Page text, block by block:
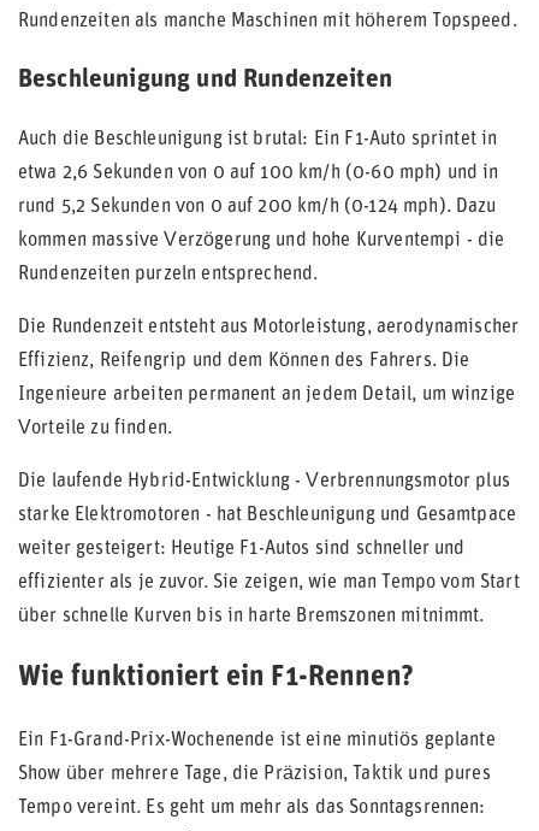
Rundenzeiten als manche Maschinen mit höherem Topspeed.
Beschleunigung und Rundenzeiten
Auch die Beschleunigung ist brutal: Ein F1-Auto sprintet in
etwa 2,6 Sekunden von 0 auf 100 km/h (0-60 mph) und in
rund 5,2 Sekunden von 0 auf 200 km/h (0-124 mph). Dazu
kommen massive Verzögerung und hohe Kurventempi - die
Rundenzeiten purzeln entsprechend.
Die Rundenzeit entsteht aus Motorleistung, aerodynamischer
Effizienz, Reifengrip und dem Können des Fahrers. Die
Ingenieure arbeiten permanent an jedem Detail, um winzige
Vorteile zu finden.
Die laufende Hybrid-Entwicklung - Verbrennungsmotor plus
starke Elektromotoren - hat Beschleunigung und Gesamtpace
weiter gesteigert: Heutige F1-Autos sind schneller und
effizienter als je zuvor. Sie zeigen, wie man Tempo vom Start
über schnelle Kurven bis in harte Bremszonen mitnimmt.
Wie funktioniert ein F1-Rennen?
Ein F1-Grand-Prix-Wochenende ist eine minutiös geplante
Show über mehrere Tage, die Präzision, Taktik und pures
Tempo vereint. Es geht um mehr als das Sonntagsrennen: